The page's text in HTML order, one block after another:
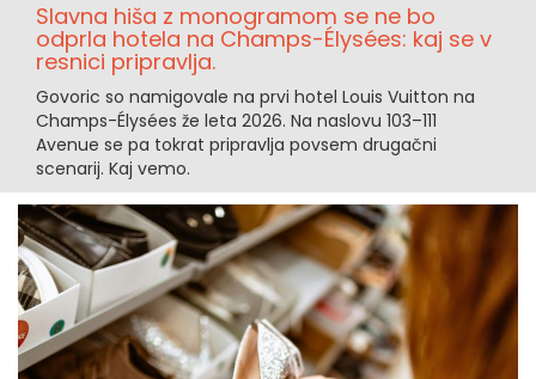
Slavna hiša z monogramom se ne bo
odprla hotela na Champs-Élysées: kaj se v
resnici pripravlja.
Govoric so namigovale na prvi hotel Louis Vuitton na
Champs-Élysées že leta 2026. Na naslovu 103–111
Avenue se pa tokrat pripravlja povsem drugačni
scenarij. Kaj vemo.